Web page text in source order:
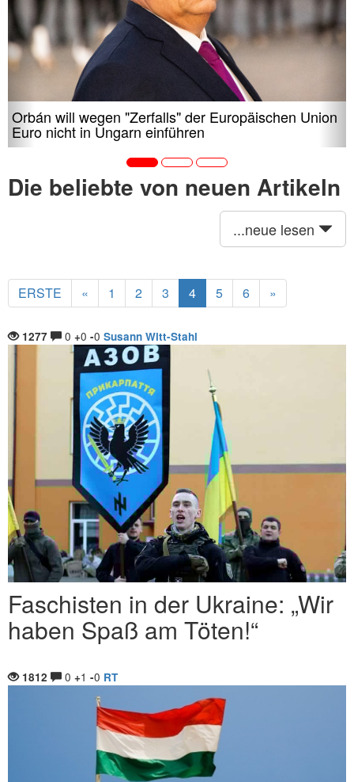
Orbán will wegen "Zerfalls" der Europäischen Union
Euro nicht in Ungarn einführen
Die beliebte von neuen Artikeln
...neue lesen
ERSTE « 1 2 3 4 5 6 »
1277 0 +0 -0 Susann Witt-Stahl
Faschisten in der Ukraine: „Wir
haben Spaß am Töten!“
1812 0 +1 -0 RT